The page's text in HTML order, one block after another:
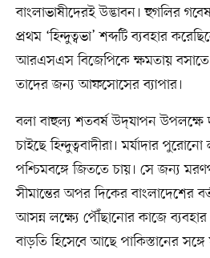
বাংলাভাষীদেরই উদ্ভাবন। হুগলির
প্রথম ‘হিন্দুত্বভা’ শব্দটি ব্যবহার
আরএসএস বিজেপিকে ক্ষমতায়
তাদের জন্য আফসোসের ব্যাপার।
বলা বাহুল্য শতবর্ষ উদ্‌যাপন
চাইছে হিন্দুত্ববাদীরা। মর্যাদার
পশ্চিমবঙ্গে জিততে চায়। সে জন্য
সীমান্তের অপর দিকের বাংলাদেশের
আসন্ন লক্ষ্যে পৌঁছানোর কাজে
বাড়তি হিসেবে আছে পাকিস্তানের সঙ্গে